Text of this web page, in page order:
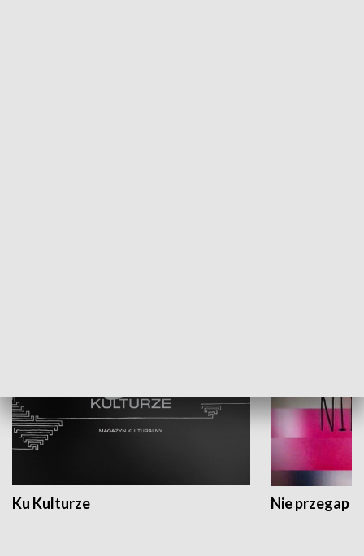
Ku Kulturze Nie przegap